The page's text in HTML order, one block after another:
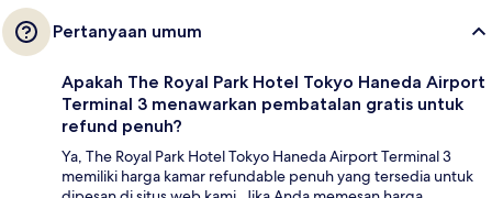
Pertanyaan umum
Apakah The Royal Park Hotel Tokyo Haneda Airport
Terminal 3 menawarkan pembatalan gratis untuk
refund penuh?
Ya, The Royal Park Hotel Tokyo Haneda Airport Terminal 3
memiliki harga kamar refundable penuh yang tersedia untuk